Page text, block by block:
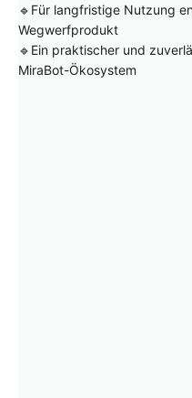
🔹Für langfristige Nutzung
Wegwerfprodukt
🔹Ein praktischer und
MiraBot-Ökosystem